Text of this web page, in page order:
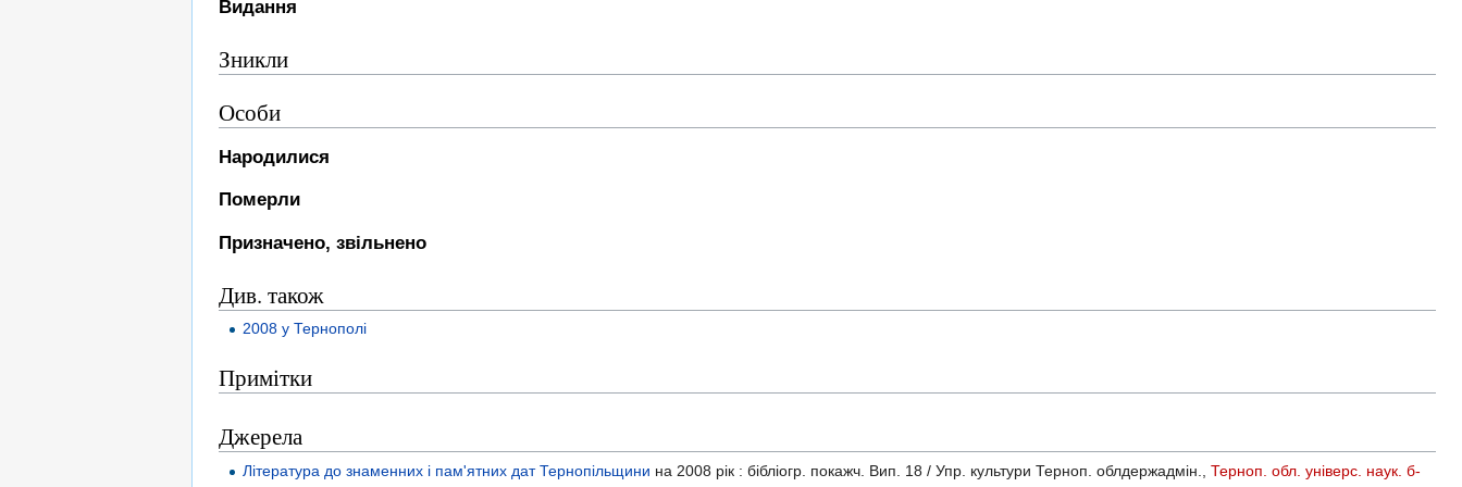
Видання
Зникли
Особи
Народилися
Померли
Призначено, звільнено
Див. також
2008 у Тернополі
Примітки
Джерела
Література до знаменних і пам'ятних дат Тернопільщини на 2008 рік : бібліогр. покажч. Вип. 18 / Упр. культури Терноп. облдержадмін.,Терноп. обл. універс. наук. б-